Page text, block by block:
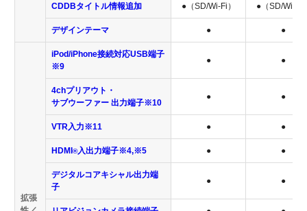
CDDBタイトル情報追加 ●（SD/Wi-Fi） ●（SD/Wi-Fi
デザインテーマ ● ●
拡張
iPod/iPhone接続対応USB端子
※9
● ●
4chプリアウト・
サブウーファー 出力端子※10
● ●
VTR入力※11 ● ●
HDMI®入出力端子※4,※5 ● ●
デジタルコアキシャル出力端
子
● ●